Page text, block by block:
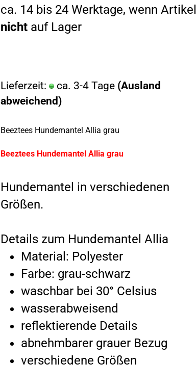
ca. 14 bis 24 Werktage, wenn Artikel
nichtauf Lager
Lieferzeit: ca. 3-4 Tage (Ausland
abweichend)
Beeztees Hundemantel Allia grau
Beeztees Hundemantel Allia grau
Hundemantel in verschiedenen
Größen.
Details zum Hundemantel Allia
Material: Polyester
Farbe: grau-schwarz
waschbar bei 30° Celsius
wasserabweisend
reflektierende Details
abnehmbarer grauer Bezug
verschiedene Größen